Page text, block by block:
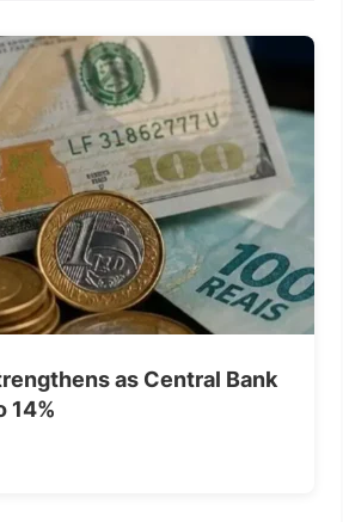
as Central Bank
14%